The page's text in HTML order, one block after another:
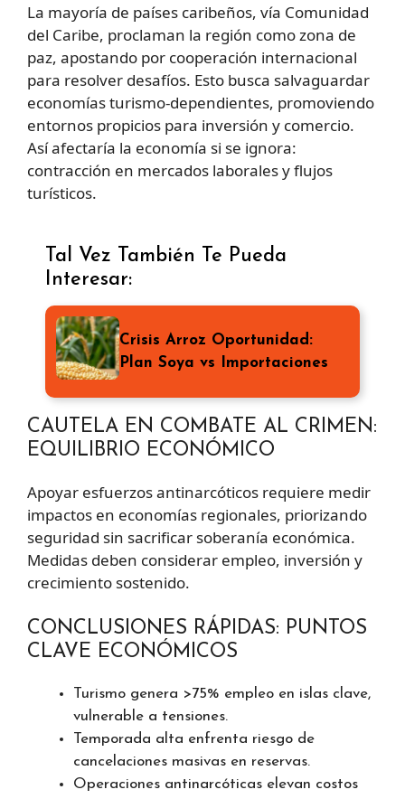
La mayoría de países caribeños, vía Comunidad
del Caribe, proclaman la región como zona de
paz, apostando por cooperación internacional
para resolver desafíos. Esto busca salvaguardar
economías turismo-dependientes, promoviendo
entornos propicios para inversión y comercio.
Así afectaría la economía si se ignora:
contracción en mercados laborales y flujos
turísticos.
Tal Vez También Te Pueda
Interesar:
Crisis Arroz Oportunidad:
Plan Soya vs Importaciones
CAUTELA EN COMBATE AL CRIMEN:
EQUILIBRIO ECONÓMICO
Apoyar esfuerzos antinarcóticos requiere medir
impactos en economías regionales, priorizando
seguridad sin sacrificar soberanía económica.
Medidas deben considerar empleo, inversión y
crecimiento sostenido.
CONCLUSIONES RÁPIDAS: PUNTOS
CLAVE ECONÓMICOS
Turismo genera >75% empleo en islas clave,
vulnerable a tensiones.
Temporada alta enfrenta riesgo de
cancelaciones masivas en reservas.
Operaciones antinarcóticas elevan costos